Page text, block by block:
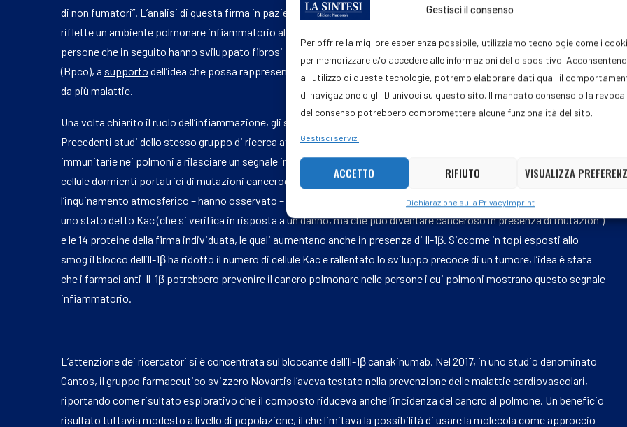
Gestisci il consenso
Per offrire la migliore esperienza possibile, utilizziamo tecnologie come i
per memorizzare e/o accedere alle informazioni del dispositivo.
all'utilizzo di queste tecnologie, potremo elaborare dati quali il
di navigazione o gli ID univoci su questo sito. Il mancato consenso o la revoca
del consenso potrebbero compromettere alcune funzionalità del sito.
Gestisci servizi
ACCETTO RIFIUTO VISUALIZZA
Dichiarazione sulla PrivacyImprint
di non fumatori”. L’analisi di questa firma in pazienti e modelli animali ha suggerito che “non deriva dal tumore, ma
riflette un ambiente polmonare infiammatorio alterato che precede il cancro”. La firma è risultata “aumentata anche in
persone che in seguito hanno sviluppato fibrosi polmonare idiopatica o broncopneumopatia cronica ostruttiva
(Bpco), a supporto dell’idea che possa rappresentare uno stato infiammatorio polmonare pre-patologico condiviso”
da più malattie.
Una volta chiarito il ruolo dell’infiammazione, gli scienziati sono passati a esplorare le possibilità di prevenzione.
Precedenti studi dello stesso gruppo di ricerca avevano dimostrato che l’esposizione allo smog induce le cellule
immunitarie nei polmoni a rilasciare un segnale infiammatorio chiamato interleuchina-1 beta (Il-1β), che può risvegliare
cellule dormienti portatrici di mutazioni cancerogene. In questo lavoro gli autori hanno fatto in passo in più:
l’inquinamento atmosferico – hanno osservato – aumenta simultaneamente la popolazione di cellule che entrano in
uno stato detto Kac (che si verifica in risposta a un danno, ma che può diventare canceroso in presenza di mutazioni)
e le 14 proteine della firma individuata, le quali aumentano anche in presenza di Il-1β. Siccome in topi esposti allo
smog il blocco dell’Il-1β ha ridotto il numero di cellule Kac e rallentato lo sviluppo precoce di un tumore, l’idea è stata
che i farmaci anti-Il-1β potrebbero prevenire il cancro polmonare nelle persone i cui polmoni mostrano questo segnale
infiammatorio.
L’attenzione dei ricercatori si è concentrata sul bloccante dell’Il-1β canakinumab. Nel 2017, in uno studio denominato
Cantos, il gruppo farmaceutico svizzero Novartis l’aveva testato nella prevenzione delle malattie cardiovascolari,
riportando come risultato esplorativo che il composto riduceva anche l’incidenza del cancro al polmone. Un beneficio
risultato tuttavia modesto a livello di popolazione, il che limitava la possibilità di usare la molecola come approccio